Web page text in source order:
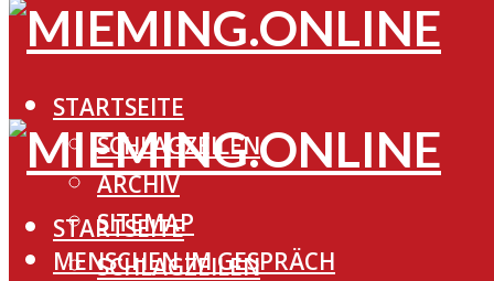
STARTSEITE
SCHLAGZEILEN
ARCHIV
SITEMAP
MENSCHEN IM GESPRÄCH
STARTSEITE
SCHLAGZEILEN